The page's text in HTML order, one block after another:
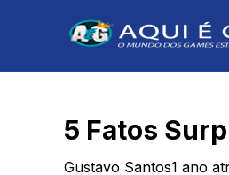
5 Fatos
Gustavo Santos1 ano